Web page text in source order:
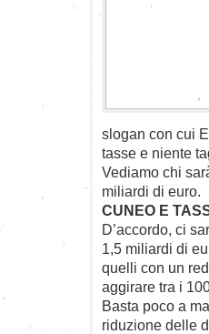
slogan con cui
tasse e niente
Vediamo chi
miliardi di euro.
CUNEO E
D’accordo, ci
1,5 miliardi di
quelli con un
aggirare tra i
Basta poco a
riduzione delle